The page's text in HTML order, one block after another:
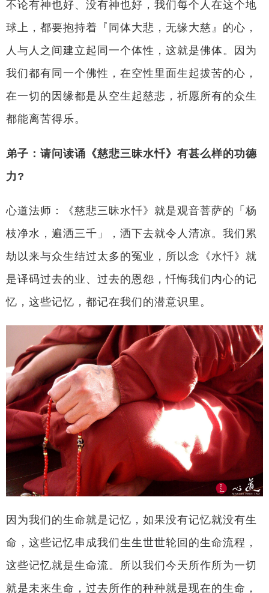
不论有神也好、没有神也好，我们每个人在这个地
球上，都要抱持着『同体大悲，无缘大慈』的心，
人与人之间建立起同一个体性，这就是佛体。因为
我们都有同一个佛性，在空性里面生起拔苦的心，
在一切的因缘都是从空生起慈悲，祈愿所有的众生
都能离苦得乐。
弟子：请问读诵《慈悲三昧水忏》有甚么样的功德
力?
心道法师：《慈悲三昧水忏》就是观音菩萨的「杨
枝净水，遍洒三千」，洒下去就令人清凉。我们累
劫以来与众生结过太多的冤业，所以念《水忏》就
是译码过去的业、过去的恩怨，忏悔我们内心的记
忆，这些记忆，都记在我们的潜意识里。
因为我们的生命就是记忆，如果没有记忆就没有生
命，这些记忆串成我们生生世世轮回的生命流程，
这些记忆就是生命流。所以我们今天所作所为一切
就是未来生命，过去所作的种种就是现在的生命，